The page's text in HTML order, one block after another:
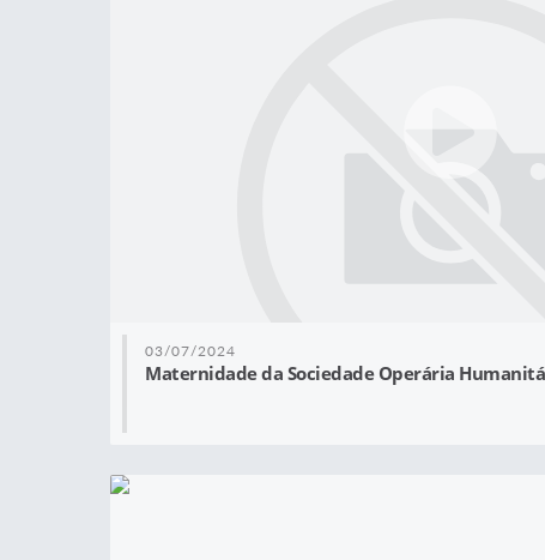
03/07/2024
Maternidade da Sociedade Operária